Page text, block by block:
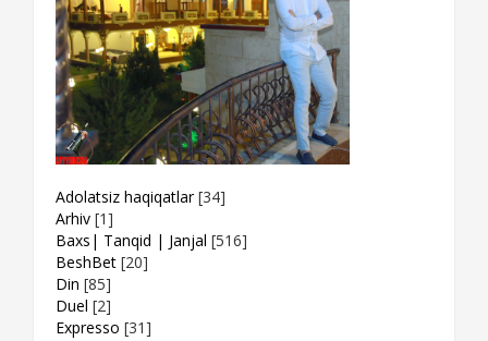
Adolatsiz haqiqatlar [34]
Arhiv [1]
Baxs| Tanqid | Janjal [516]
BeshBet [20]
Din [85]
Duel [2]
Expresso [31]